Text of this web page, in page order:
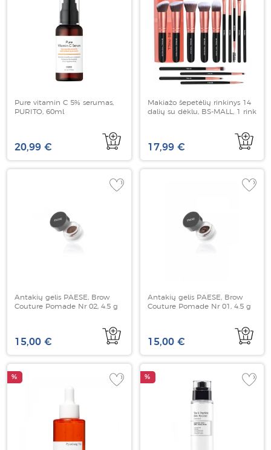
Pure vitamin C 5% serumas,
PURITO, 60ml
20,99 €
Makiažo šepetėlių rinkinys 14
dalių su dėklu, BS-MALL, 1 rink
17,99 €
Antakių gelis PAESE, Brow
Couture Pomade Nr 02, 4.5 g
15,00 €
Antakių gelis PAESE, Brow
Couture Pomade Nr 01, 4.5 g
15,00 €
% %